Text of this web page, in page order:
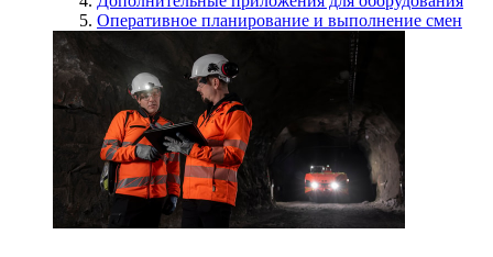
Оперативное планирование и выполнение смен